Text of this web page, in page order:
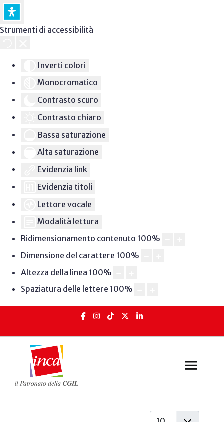
Strumenti di accessibilità
Inverti colori
Monocromatico
Contrasto scuro
Contrasto chiaro
Bassa saturazione
Alta saturazione
Evidenzia link
Evidenzia titoli
Lettore vocale
Modalità lettura
Ridimensionamento contenuto 100%
Dimensione del carattere 100%
Altezza della linea 100%
Spaziatura delle lettere 100%
Visualizza #